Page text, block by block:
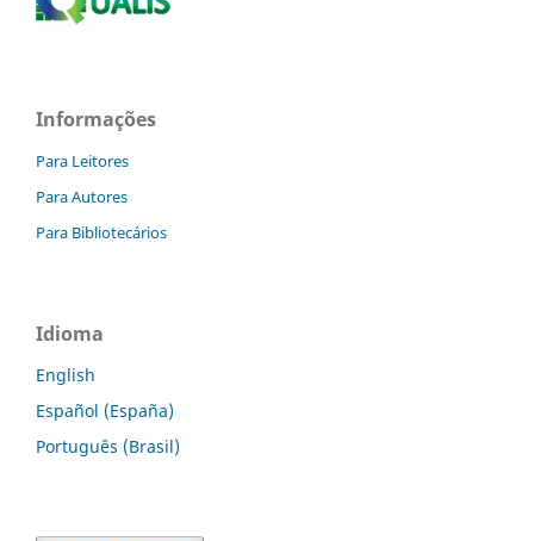
Informações
Para Leitores
Para Autores
Para Bibliotecários
Idioma
English
Español (España)
Português (Brasil)